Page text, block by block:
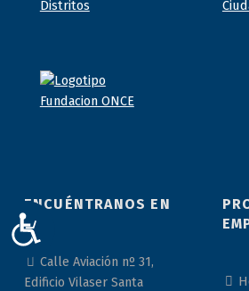
ENCUÉNTRANOS EN
Calle Aviación nº 31,
Edificio Vilaser Santa